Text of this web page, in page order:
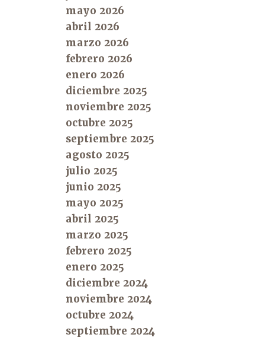
mayo 2026
abril 2026
marzo 2026
febrero 2026
enero 2026
diciembre 2025
noviembre 2025
octubre 2025
septiembre 2025
agosto 2025
julio 2025
junio 2025
mayo 2025
abril 2025
marzo 2025
febrero 2025
enero 2025
diciembre 2024
noviembre 2024
octubre 2024
septiembre 2024